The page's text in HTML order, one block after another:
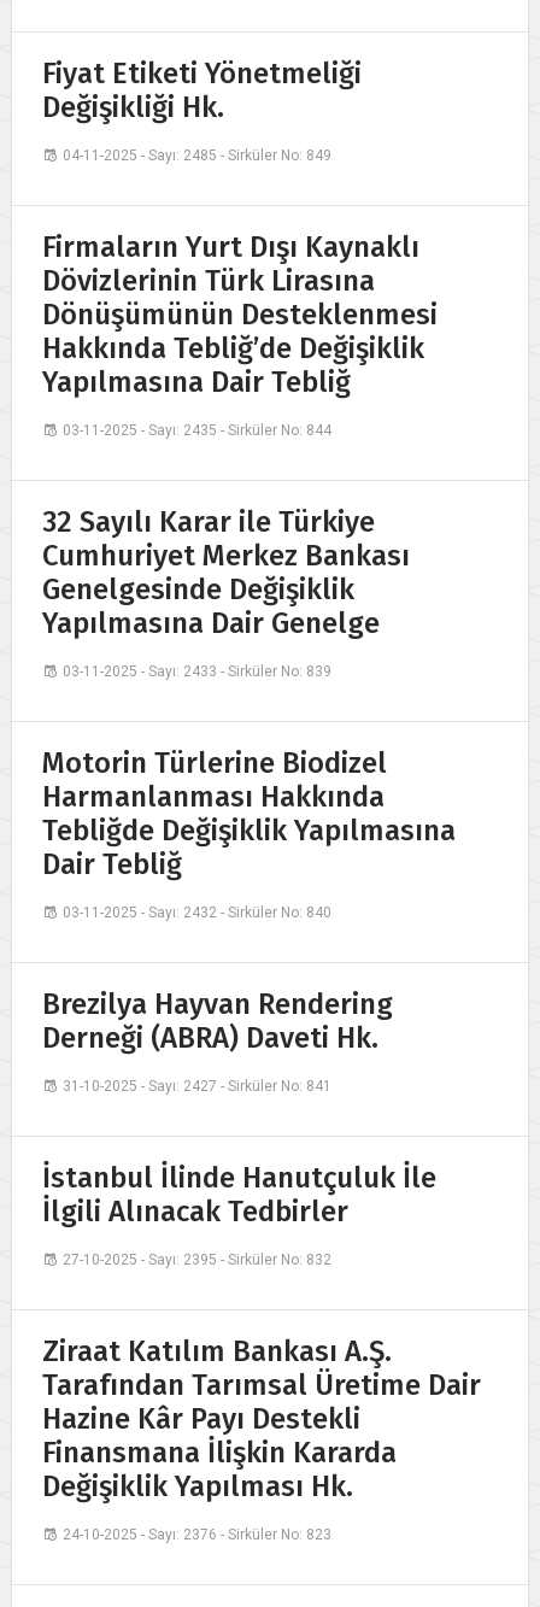
Fiyat Etiketi Yönetmeliği
Değişikliği Hk.
04-11-2025 - Sayı: 2485 - Sirküler No: 849
Firmaların Yurt Dışı Kaynaklı
Dövizlerinin Türk Lirasına
Dönüşümünün Desteklenmesi
Hakkında Tebliğ’de Değişiklik
Yapılmasına Dair Tebliğ
03-11-2025 - Sayı: 2435 - Sirküler No: 844
32 Sayılı Karar ile Türkiye
Cumhuriyet Merkez Bankası
Genelgesinde Değişiklik
Yapılmasına Dair Genelge
03-11-2025 - Sayı: 2433 - Sirküler No: 839
Motorin Türlerine Biodizel
Harmanlanması Hakkında
Tebliğde Değişiklik Yapılmasına
Dair Tebliğ
03-11-2025 - Sayı: 2432 - Sirküler No: 840
Brezilya Hayvan Rendering
Derneği (ABRA) Daveti Hk.
31-10-2025 - Sayı: 2427 - Sirküler No: 841
İstanbul İlinde Hanutçuluk İle
İlgili Alınacak Tedbirler
27-10-2025 - Sayı: 2395 - Sirküler No: 832
Ziraat Katılım Bankası A.Ş.
Tarafından Tarımsal Üretime Dair
Hazine Kâr Payı Destekli
Finansmana İlişkin Kararda
Değişiklik Yapılması Hk.
24-10-2025 - Sayı: 2376 - Sirküler No: 823